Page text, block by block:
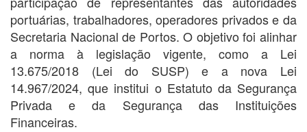
portuárias, trabalhadores, operadores privados e da
Secretaria Nacional de Portos. O objetivo foi alinhar
a norma à legislação vigente, como a Lei
13.675/2018 (Lei do SUSP) e a nova Lei
14.967/2024, que institui o Estatuto da Segurança
Privada e da Segurança das Instituições
Financeiras.